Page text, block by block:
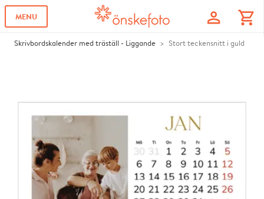
MENU profile shopping_cart
Skrivbordskalender med träställ - Liggande Stort teckensnitt i guld